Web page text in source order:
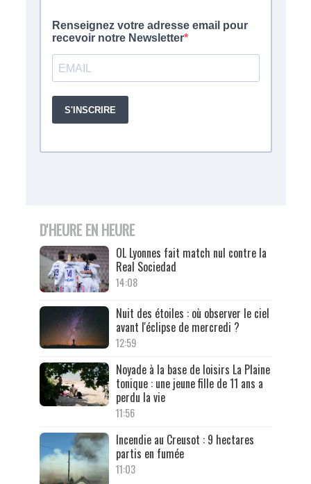
D'HEURE EN HEURE
OL Lyonnes fait match nul contre la
Real Sociedad
14:08
Nuit des étoiles : où observer le ciel
avant l'éclipse de mercredi ?
12:59
Noyade à la base de loisirs La Plaine
tonique : une jeune fille de 11 ans a
perdu la vie
11:56
Incendie au Creusot : 9 hectares
partis en fumée
11:03